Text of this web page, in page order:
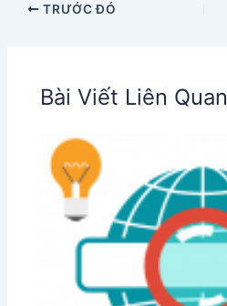
TRƯỚC ĐÓ
Bài Viết Liên Quan